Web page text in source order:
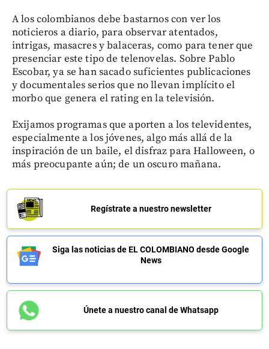
A los colombianos debe bastarnos con ver los
noticieros a diario, para observar atentados,
intrigas, masacres y balaceras, como para tener que
presenciar este tipo de telenovelas. Sobre Pablo
Escobar, ya se han sacado suficientes publicaciones
y documentales serios que no llevan implícito el
morbo que genera el rating en la televisión.
Exijamos programas que aporten a los televidentes,
especialmente a los jóvenes, algo más allá de la
inspiración de un baile, el disfraz para Halloween, o
más preocupante aún; de un oscuro mañana.
Regístrate a nuestro newsletter
Siga las noticias de EL COLOMBIANO desde Google
News
Únete a nuestro canal de Whatsapp